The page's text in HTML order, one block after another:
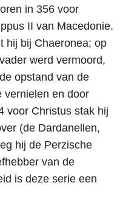
in 356 voor
II van Macedonie.
hij bij Chaeronea; op
werd vermoord,
opstand van de
vernielen en door
voor Christus stak hij
(de Dardanellen,
hij de Perzische
van de
is deze serie een